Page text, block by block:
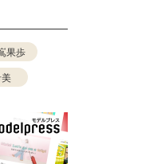
果歩